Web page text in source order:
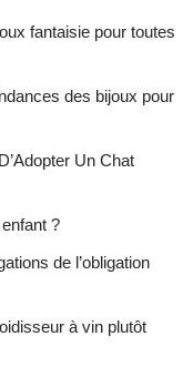
fantaisie pour toutes
des bijoux pour
Un Chat
?
de l’obligation
à vin plutôt